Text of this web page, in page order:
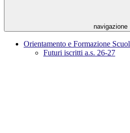
navigazione
Orientamento e Formazione
Futuri iscritti a.s. 26-27